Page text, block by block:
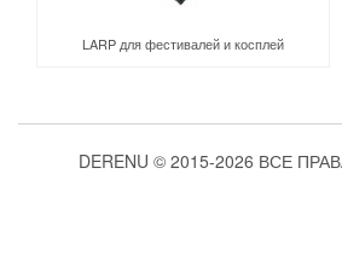
LARP для фестивалей и косплей
DERENU © 2015-2026 ВСЕ